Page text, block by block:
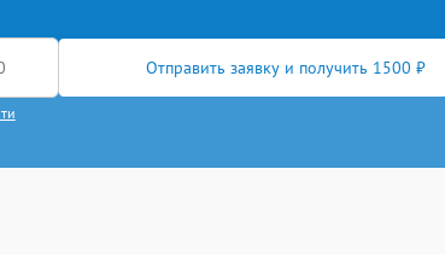
Отправить заявку и получить 1500 ₽